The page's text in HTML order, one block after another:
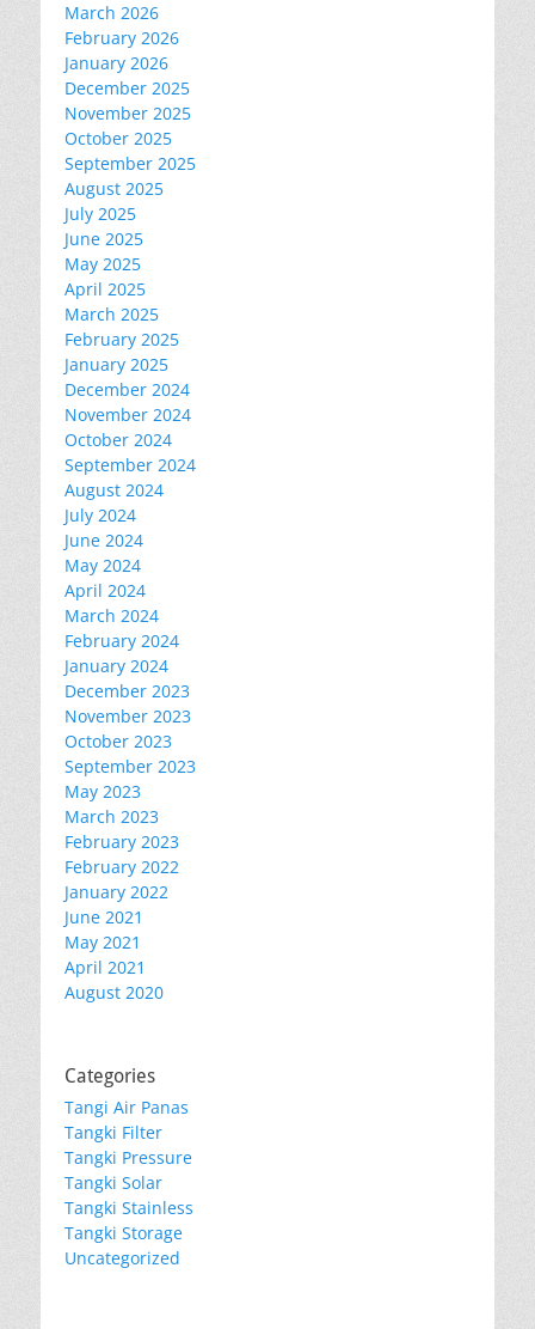
March 2026
February 2026
January 2026
December 2025
November 2025
October 2025
September 2025
August 2025
July 2025
June 2025
May 2025
April 2025
March 2025
February 2025
January 2025
December 2024
November 2024
October 2024
September 2024
August 2024
July 2024
June 2024
May 2024
April 2024
March 2024
February 2024
January 2024
December 2023
November 2023
October 2023
September 2023
May 2023
March 2023
February 2023
February 2022
January 2022
June 2021
May 2021
April 2021
August 2020
Categories
Tangi Air Panas
Tangki Filter
Tangki Pressure
Tangki Solar
Tangki Stainless
Tangki Storage
Uncategorized